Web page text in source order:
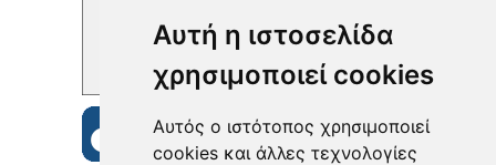
Αυτή η ιστοσελίδα
χρησιμοποιεί cookies
Αυτός ο ιστότοπος χρησιμοποιεί
cookies και άλλες τεχνολογίες